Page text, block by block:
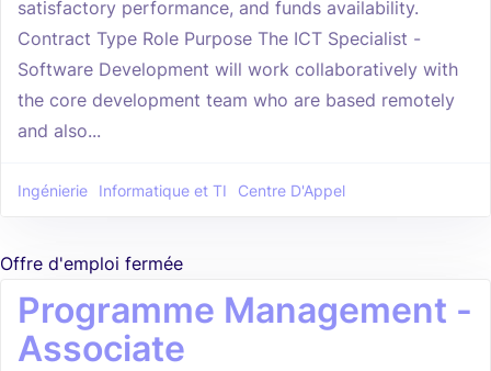
satisfactory performance, and funds availability.
Contract Type Role Purpose The ICT Specialist -
Software Development will work collaboratively with
the core development team who are based remotely
and also...
Ingénierie Informatique et TI Centre D'Appel
Offre d'emploi fermée
Programme Management -
Associate